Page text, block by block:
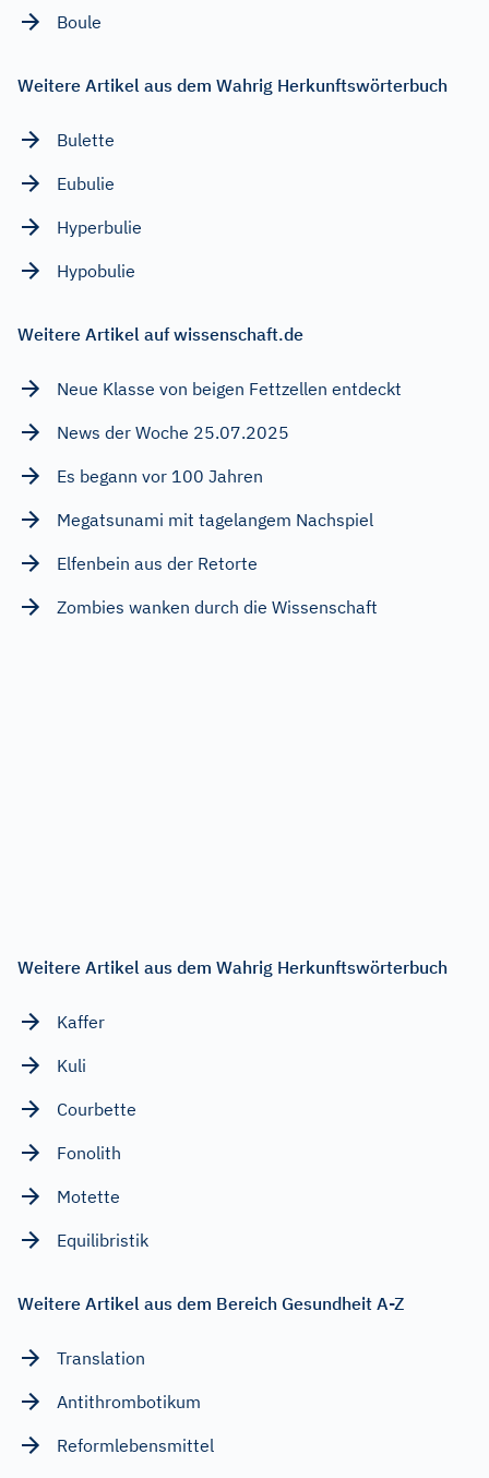
Boule
Weitere Artikel aus dem Wahrig Herkunftswörterbuch
Bulette
Eubulie
Hyperbulie
Hypobulie
Weitere Artikel auf wissenschaft.de
Neue Klasse von beigen Fettzellen entdeckt
News der Woche 25.07.2025
Es begann vor 100 Jahren
Megatsunami mit tagelangem Nachspiel
Elfenbein aus der Retorte
Zombies wanken durch die Wissenschaft
Weitere Artikel aus dem Wahrig Herkunftswörterbuch
Kaffer
Kuli
Courbette
Fonolith
Motette
Equilibristik
Weitere Artikel aus dem Bereich Gesundheit A-Z
Translation
Antithrombotikum
Reformlebensmittel